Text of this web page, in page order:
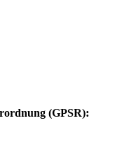
(GPSR):